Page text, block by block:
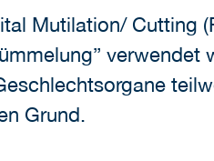
Mutilation/ Cutting
verwendet
Grund.